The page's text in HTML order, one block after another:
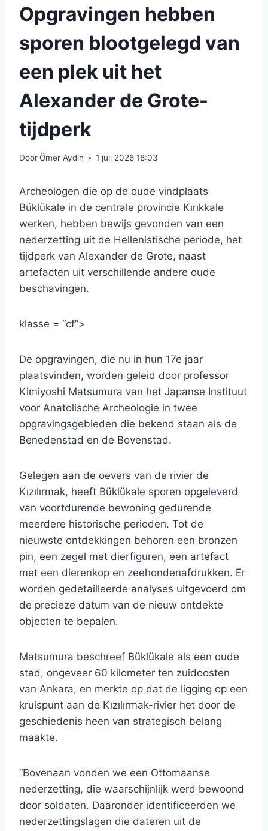
Opgravingen hebben
sporen blootgelegd van
een plek uit het
Alexander de Grote-
tijdperk
DoorÖmer Aydin 1 juli 2026 18:03
Archeologen die op de oude vindplaats
Büklükale in de centrale provincie Kırıkkale
werken, hebben bewijs gevonden van een
nederzetting uit de Hellenistische periode, het
tijdperk van Alexander de Grote, naast
artefacten uit verschillende andere oude
beschavingen.
klasse = “cf”>
De opgravingen, die nu in hun 17e jaar
plaatsvinden, worden geleid door professor
Kimiyoshi Matsumura van het Japanse Instituut
voor Anatolische Archeologie in twee
opgravingsgebieden die bekend staan ​​als de
Benedenstad en de Bovenstad.
Gelegen aan de oevers van de rivier de
Kızılırmak, heeft Büklükale sporen opgeleverd
van voortdurende bewoning gedurende
meerdere historische perioden. Tot de
nieuwste ontdekkingen behoren een bronzen
pin, een zegel met dierfiguren, een artefact
met een dierenkop en zeehondenafdrukken. Er
worden gedetailleerde analyses uitgevoerd om
de precieze datum van de nieuw ontdekte
objecten te bepalen.
Matsumura beschreef Büklükale als een oude
stad, ongeveer 60 kilometer ten zuidoosten
van Ankara, en merkte op dat de ligging op een
kruispunt aan de Kızılırmak-rivier het door de
geschiedenis heen van strategisch belang
maakte.
“Bovenaan vonden we een Ottomaanse
nederzetting, die waarschijnlijk werd bewoond
door soldaten. Daaronder identificeerden we
nederzettingslagen die dateren uit de